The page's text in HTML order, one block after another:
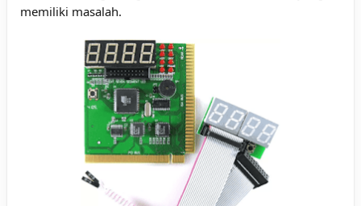
memiliki masalah.